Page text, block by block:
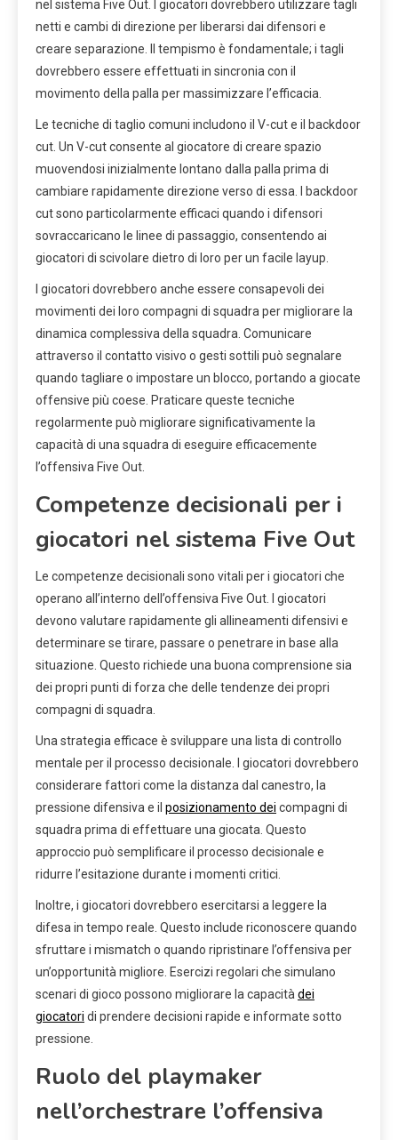
nel sistema Five Out. I giocatori dovrebbero utilizzare tagli
netti e cambi di direzione per liberarsi dai difensori e
creare separazione. Il tempismo è fondamentale; i tagli
dovrebbero essere effettuati in sincronia con il
movimento della palla per massimizzare l’efficacia.
Le tecniche di taglio comuni includono il V-cut e il backdoor
cut. Un V-cut consente al giocatore di creare spazio
muovendosi inizialmente lontano dalla palla prima di
cambiare rapidamente direzione verso di essa. I backdoor
cut sono particolarmente efficaci quando i difensori
sovraccaricano le linee di passaggio, consentendo ai
giocatori di scivolare dietro di loro per un facile layup.
I giocatori dovrebbero anche essere consapevoli dei
movimenti dei loro compagni di squadra per migliorare la
dinamica complessiva della squadra. Comunicare
attraverso il contatto visivo o gesti sottili può segnalare
quando tagliare o impostare un blocco, portando a giocate
offensive più coese. Praticare queste tecniche
regolarmente può migliorare significativamente la
capacità di una squadra di eseguire efficacemente
l’offensiva Five Out.
Competenze decisionali per i
giocatori nel sistema Five Out
Le competenze decisionali sono vitali per i giocatori che
operano all’interno dell’offensiva Five Out. I giocatori
devono valutare rapidamente gli allineamenti difensivi e
determinare se tirare, passare o penetrare in base alla
situazione. Questo richiede una buona comprensione sia
dei propri punti di forza che delle tendenze dei propri
compagni di squadra.
Una strategia efficace è sviluppare una lista di controllo
mentale per il processo decisionale. I giocatori dovrebbero
considerare fattori come la distanza dal canestro, la
pressione difensiva e il posizionamento dei compagni di
squadra prima di effettuare una giocata. Questo
approccio può semplificare il processo decisionale e
ridurre l’esitazione durante i momenti critici.
Inoltre, i giocatori dovrebbero esercitarsi a leggere la
difesa in tempo reale. Questo include riconoscere quando
sfruttare i mismatch o quando ripristinare l’offensiva per
un’opportunità migliore. Esercizi regolari che simulano
scenari di gioco possono migliorare la capacitàdei
giocatori di prendere decisioni rapide e informate sotto
pressione.
Ruolo del playmaker
nell’orchestrare l’offensiva